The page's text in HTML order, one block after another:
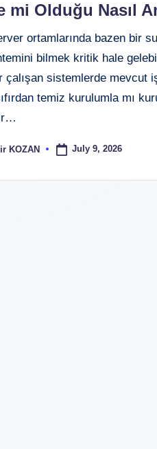
mi Olduğu Nasıl
ortamlarında bazen bir
bilmek kritik hale
çalışan sistemlerde mevcut
temiz kurulumla mı
KOZAN July 9, 2026